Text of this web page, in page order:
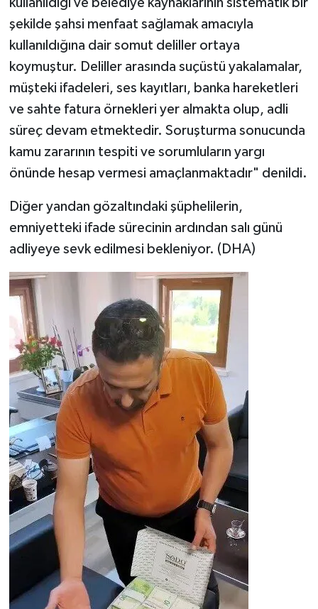
kullanıldığı ve belediye kaynaklarının sistematik bir
şekilde şahsi menfaat sağlamak amacıyla
kullanıldığına dair somut deliller ortaya
koymuştur. Deliller arasında suçüstü yakalamalar,
müşteki ifadeleri, ses kayıtları, banka hareketleri
ve sahte fatura örnekleri yer almakta olup, adli
süreç devam etmektedir. Soruşturma sonucunda
kamu zararının tespiti ve sorumluların yargı
önünde hesap vermesi amaçlanmaktadır" denildi.
Diğer yandan gözaltındaki şüphelilerin,
emniyetteki ifade sürecinin ardından salı günü
adliyeye sevk edilmesi bekleniyor. (DHA)